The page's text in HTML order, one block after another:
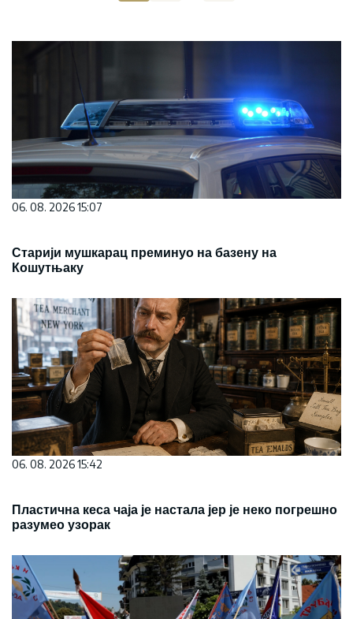
06. 08. 2026 15:07
Старији мушкарац преминуо на базену на
Кошутњаку
06. 08. 2026 15:42
Пластична кеса чаја је настала јер је неко погрешно
разумео узорак